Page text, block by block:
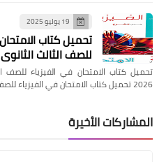
19 يوليو 2025
تحميل كتاب
للصف الثالث الثانوي 2025 - 2026
2026 تحميل كتاب الامتحان في الفيزياء للصف الثالث الثانوي 2…
المشاركات الأخيرة